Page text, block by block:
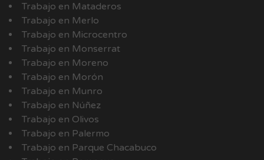
Trabajo en Mataderos
Trabajo en Merlo
Trabajo en Microcentro
Trabajo en Monserrat
Trabajo en Moreno
Trabajo en Morón
Trabajo en Munro
Trabajo en Núñez
Trabajo en Olivos
Trabajo en Palermo
Trabajo en Parque Chacabuco